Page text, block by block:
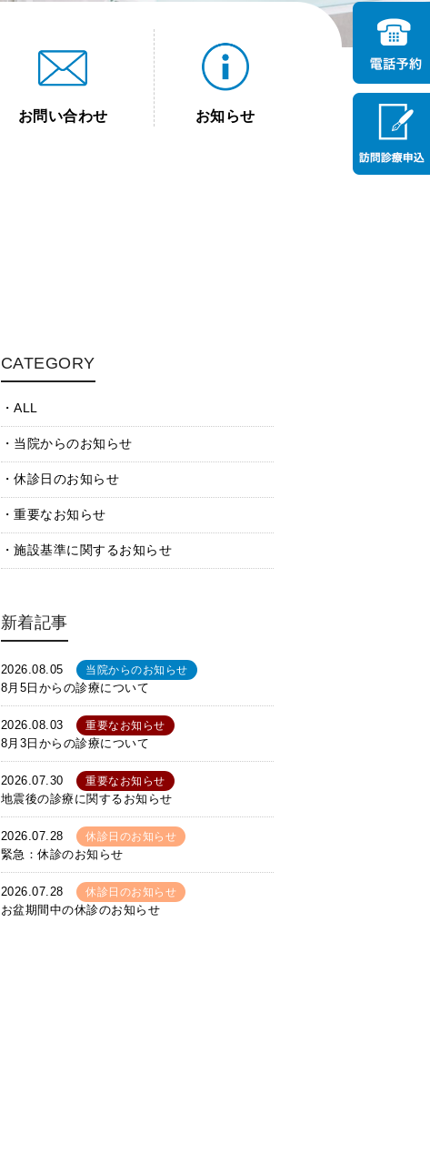
お問い合わせ お知らせ
CATEGORY
ALL
当院からのお知らせ
休診日のお知らせ
重要なお知らせ
施設基準に関するお知らせ
新着記事
2026.08.05 当院からのお知らせ
8月5日からの診療について
2026.08.03 重要なお知らせ
8月3日からの診療について
2026.07.30 重要なお知らせ
地震後の診療に関するお知らせ
2026.07.28 休診日のお知らせ
緊急：休診のお知らせ
2026.07.28 休診日のお知らせ
お盆期間中の休診のお知らせ